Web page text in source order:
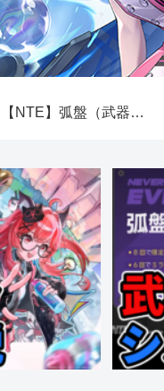
【NTE】弧盤（武器）ガチャシステム解説